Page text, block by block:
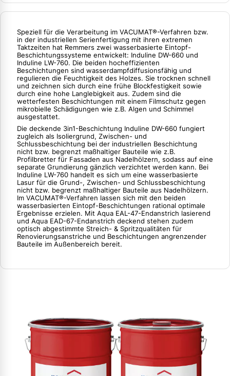
Speziell für die Verarbeitung im VACUMAT®-Verfahren bzw.
in der industriellen Serienfertigung mit ihren extremen
Taktzeiten hat Remmers zwei wasserbasierte Eintopf-
Beschichtungssysteme entwickelt: Induline DW-660 und
Induline LW-760. Die beiden hocheffizienten
Beschichtungen sind wasserdampfdiffusionsfähig und
regulieren die Feuchtigkeit des Holzes. Sie trocknen schnell
und zeichnen sich durch eine frühe Blockfestigkeit sowie
durch eine hohe Langlebigkeit aus. Zudem sind die
wetterfesten Beschichtungen mit einem Filmschutz gegen
mikrobielle Schädigungen wie z.B. Algen und Schimmel
ausgestattet.
Die deckende 3in1-Beschichtung Induline DW-660 fungiert
zugleich als Isoliergrund, Zwischen- und
Schlussbeschichtung bei der industriellen Beschichtung
nicht bzw. begrenzt maßhaltiger Bauteile wie z.B.
Profilbretter für Fassaden aus Nadelhölzern, sodass auf eine
separate Grundierung gänzlich verzichtet werden kann. Bei
Induline LW-760 handelt es sich um eine wasserbasierte
Lasur für die Grund-, Zwischen- und Schlussbeschichtung
nicht bzw. begrenzt maßhaltiger Bauteile aus Nadelhölzern.
Im VACUMAT®-Verfahren lassen sich mit den beiden
wasserbasierten Eintopf-Beschichtungen rational optimale
Ergebnisse erzielen. Mit Aqua EAL-47-Endanstrich lasierend
und Aqua EAD-67-Endanstrich deckend stehen zudem
optisch abgestimmte Streich- & Spritzqualitäten für
Renovierungsanstriche und Beschichtungen angrenzender
Bauteile im Außenbereich bereit.